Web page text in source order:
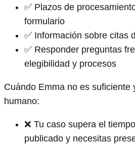
✅ Plazos de
formulario
✅ Información sobre citas
✅ Responder preguntas
elegibilidad y procesos
Cuándo Emma no es suficiente
humano:
❌ Tu caso supera el
publicado y necesitas